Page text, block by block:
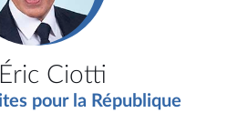
Ciotti
pour la République